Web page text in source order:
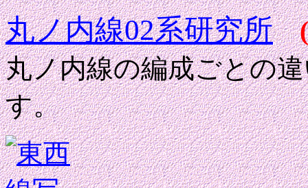
丸ノ内線02系研究所
丸ノ内線の編成ごとの
す。